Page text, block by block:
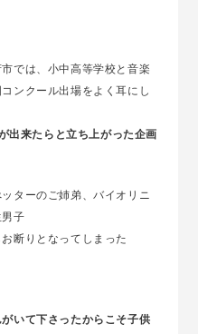
では、小中高等学校と音楽
ンクール出場をよく耳にし
出来たらと立ち上がった企画
ターのご姉弟、バイオリニ
子
断りとなってしまった
いて下さったからこそ子供